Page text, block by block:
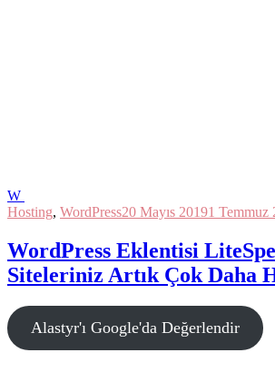
W
Hosting, WordPress20 Mayıs 20191 Temmuz
WordPress Eklentisi
Siteleriniz Artık Çok Daha
Alastyr'ı Google'da Değerlendir